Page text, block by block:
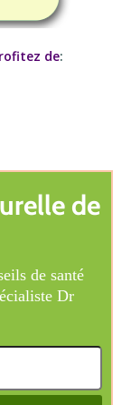
de: